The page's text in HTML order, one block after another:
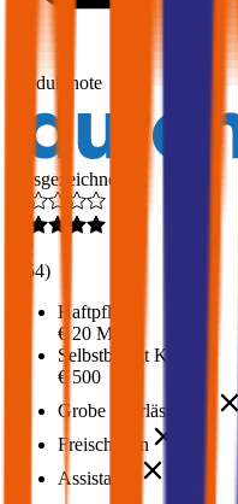
Produktnote
Ausgezeichnet
454)
Haftpflicht
€ 20 Mio.
Selbstbehalt Kasko
€ 500
Grobe Fahrlässigkeit
Freischaden
Assistance